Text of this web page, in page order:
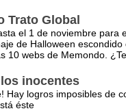
Trato Global
el 1 de noviembre para
de Halloween escondido
10 webs de Memondo.
inocentes
Hay logros imposibles de
éste